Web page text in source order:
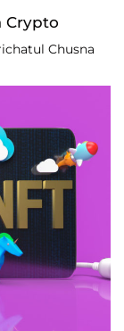
Crypto
Chusna